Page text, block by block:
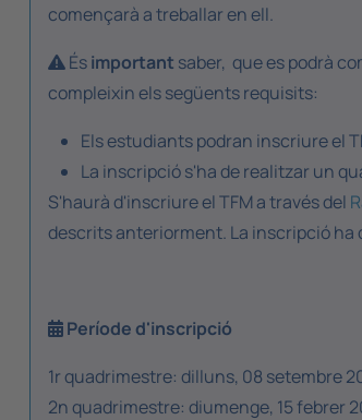
començarà a treballar en ell.
Ésimportant saber, que es podrà
compleixin els següents requisits:
Els estudiants podran inscriure el
La inscripció s'ha de realitzar un
S'haurà d'inscriure el TFM a través del
descrits anteriorment. La inscripció ha
Període d'inscripció
1r quadrimestre: dilluns, 08 setembre
2n quadrimestre: diumenge, 15 febrer